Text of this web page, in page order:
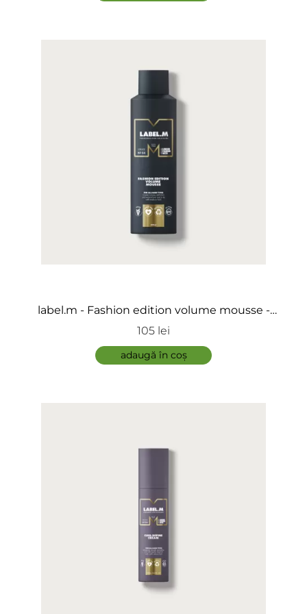
label.m - Fashion edition volume mousse -
Spuma de volum
105 lei
adaugă în coș